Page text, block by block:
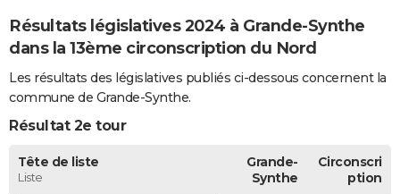
Bricolage
Lifestyle
Culture
Sport
Auto
Television
Voyage
Cinema
Résultats législatives 2024 à Grande-Synthe
dans la 13ème circonscription du Nord
Les résultats des législatives publiés ci-dessous concernent la
commune de Grande-Synthe.
Résultat 2e tour
Tête de liste
Liste
Grande-
Synthe
Circonscri
ption